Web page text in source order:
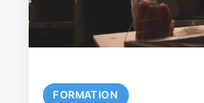
FORMATION